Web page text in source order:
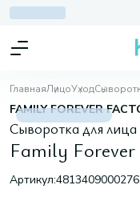
ГлавнаяЛицоУход
FAMILY FOREVER
Сыворотка для лица
Family
Артикул:4813409000276